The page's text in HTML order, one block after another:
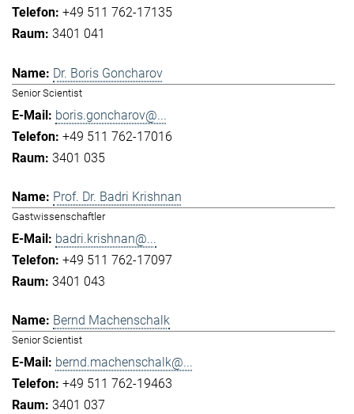
+49 511 762-17135
3401 041
Dr. Boris Goncharov
Senior Scientist
boris.goncharov@...
+49 511 762-17016
3401 035
Prof. Dr. Badri Krishnan
Gastwissenschaftler
badri.krishnan@...
+49 511 762-17097
3401 043
Bernd Machenschalk
Senior Scientist
bernd.machenschalk@...
+49 511 762-19463
3401 037